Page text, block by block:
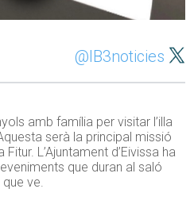
@IB3noticies
amb família per visitar l’illa
serà la principal missió
L’Ajuntament d’Eivissa ha
que duran al saló
ve.